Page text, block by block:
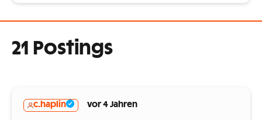
21 Postings
c.haplin vor 4 Jahren